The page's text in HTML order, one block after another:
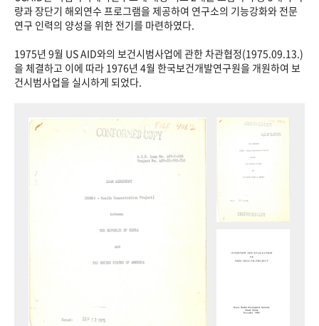
량과 장단기 해외연수 프로그램을 제공하여 연구소의 기능강화와 전문
연구 인력의 양성을 위한 전기를 마련하였다.
1975년 9월 US AID와의 보건시범사업에 관한 차관협정(1975.09.13.)
을 체결하고 이에 따라 1976년 4월 한국보건개발연구원을 개원하여 보
건시범사업을 실시하게 되었다.